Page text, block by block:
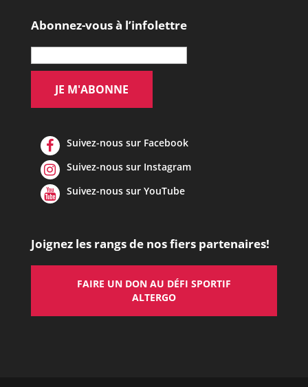
Abonnez-vous à l’infolettre
Suivez-nous sur Facebook
Suivez-nous sur Instagram
Suivez-nous sur YouTube
Joignez les rangs de nos fiers partenaires!
FAIRE UN DON AU DÉFI SPORTIF
ALTERGO